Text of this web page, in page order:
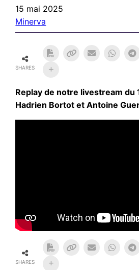
15 mai 2025
Minerva
SHARES
Replay de notre livestream du
Hadrien Bortot et Antoine
SHARES